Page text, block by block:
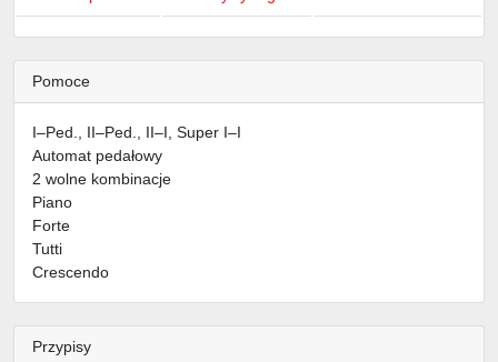
Pomoce
I–Ped., II–Ped., II–I, Super I–I
Automat pedałowy
2 wolne kombinacje
Piano
Forte
Tutti
Crescendo
Przypisy